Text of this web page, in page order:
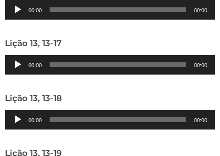
Tocador
de
00:00 00:00
Lição 13, 13-17
Tocador
de
00:00 00:00
Lição 13, 13-18
Tocador
de
00:00 00:00
Lição 13, 13-19